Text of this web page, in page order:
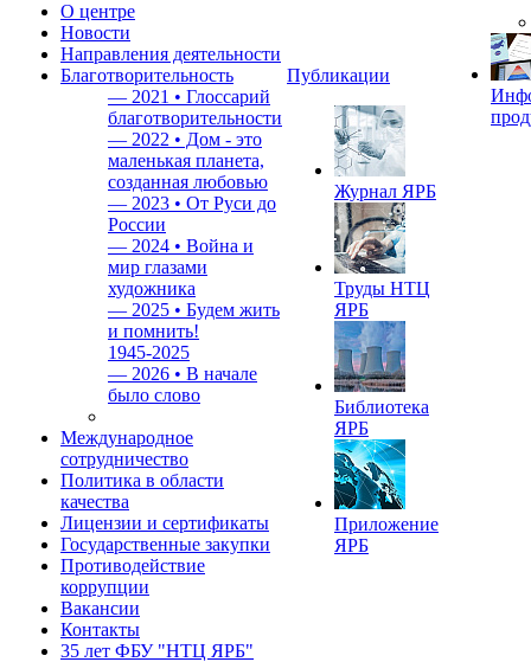
О центре
Новости
Направления деятельности
Благотворительность
— 2021 • Глоссарий
благотворительности
— 2022 • Дом - это
маленькая планета,
созданная любовью
— 2023 • От Руси до
России
— 2024 • Война и
мир глазами
художника
— 2025 • Будем жить
и помнить!
1945-2025
— 2026 • В начале
было слово
Международное
сотрудничество
Политика в области
качества
Лицензии и сертификаты
Государственные закупки
Противодействие
коррупции
Вакансии
Контакты
35 лет ФБУ "НТЦ ЯРБ"
Публикации
Журнал ЯРБ
Труды НТЦ
ЯРБ
Библиотека
ЯРБ
Приложение
ЯРБ